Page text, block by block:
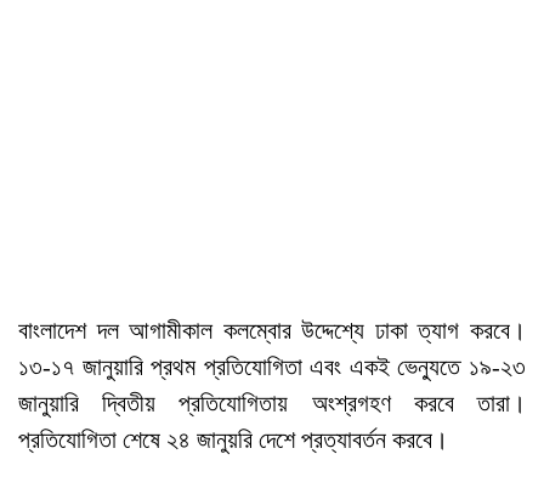
বাংলাদেশ দল আগামীকাল কলম্বোর উদ্দেশ্যে ঢাকা ত্যাগ করবে।
১৩-১৭ জানুয়ারি প্রথম প্রতিযোগিতা এবং একই ভেন্যুতে ১৯-২৩
জানুয়ারি দ্বিতীয় প্রতিযোগিতায় অংশ্রগহণ করবে তারা।
প্রতিযোগিতা শেষে ২৪ জানুয়রি দেশে প্রত্যাবর্তন করবে।